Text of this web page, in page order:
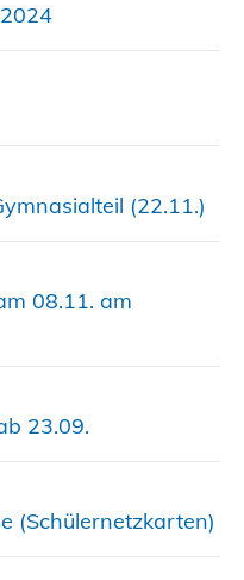
(22.11.)
08.11. am
23.09.
(Schülernetzkarten)